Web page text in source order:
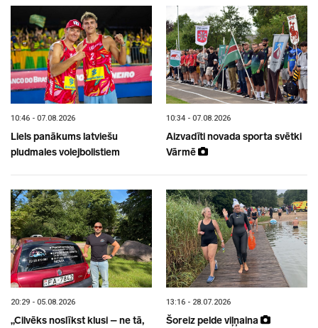
10:46 - 07.08.2026
Liels panākums latviešu
pludmales volejbolistiem
10:34 - 07.08.2026
Aizvadīti novada sporta svētki
Vārmē
20:29 - 05.08.2026
„Cilvēks noslīkst klusi – ne tā,
13:16 - 28.07.2026
Šoreiz pelde viļņaina